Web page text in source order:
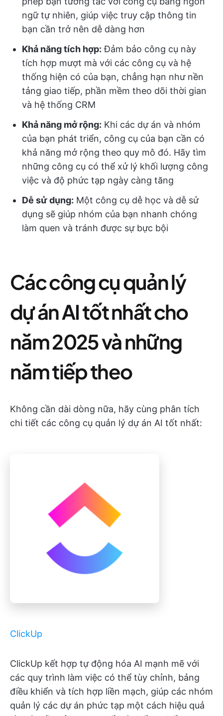
ngữ tự nhiên, giúp việc truy cập thông tin
bạn cần trở nên dễ dàng hơn
Khả năng tích hợp: Đảm bảo công cụ này
tích hợp mượt mà với các công cụ và hệ
thống hiện có của bạn, chẳng hạn như nền
tảng giao tiếp, phần mềm theo dõi thời gian
và hệ thống CRM
Khả năng mở rộng: Khi các dự án và nhóm
của bạn phát triển, công cụ của bạn cần có
khả năng mở rộng theo quy mô đó. Hãy tìm
những công cụ có thể xử lý khối lượng công
việc và độ phức tạp ngày càng tăng
Dễ sử dụng: Một công cụ dễ học và dễ sử
dụng sẽ giúp nhóm của bạn nhanh chóng
làm quen và tránh được sự bực bội
Các công cụ quản lý
dự án AI tốt nhất cho
năm 2025 và những
năm tiếp theo
Không cần dài dòng nữa, hãy cùng phân tích
chi tiết các công cụ quản lý dự án AI tốt nhất:
ClickUp
ClickUp kết hợp tự động hóa AI mạnh mẽ với
các quy trình làm việc có thể tùy chỉnh, bảng
điều khiển và tích hợp liền mạch, giúp các nhóm
quản lý các dự án phức tạp một cách hiệu quả